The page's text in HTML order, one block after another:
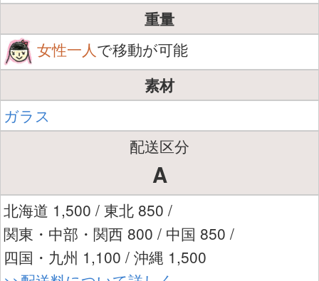
重量
女性一人で移動が可能
素材
ガラス
配送区分
A
北海道 1,500 / 東北 850 /
関東・中部・関西 800 / 中国 850 /
四国・九州 1,100 / 沖縄 1,500